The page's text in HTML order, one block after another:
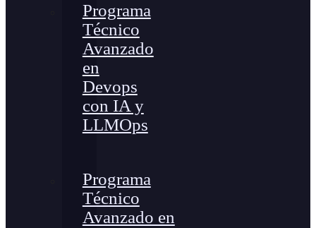
Programa
Técnico
Avanzado
en
Devops
con IA y
LLMOps
Programa
Técnico
Avanzado en